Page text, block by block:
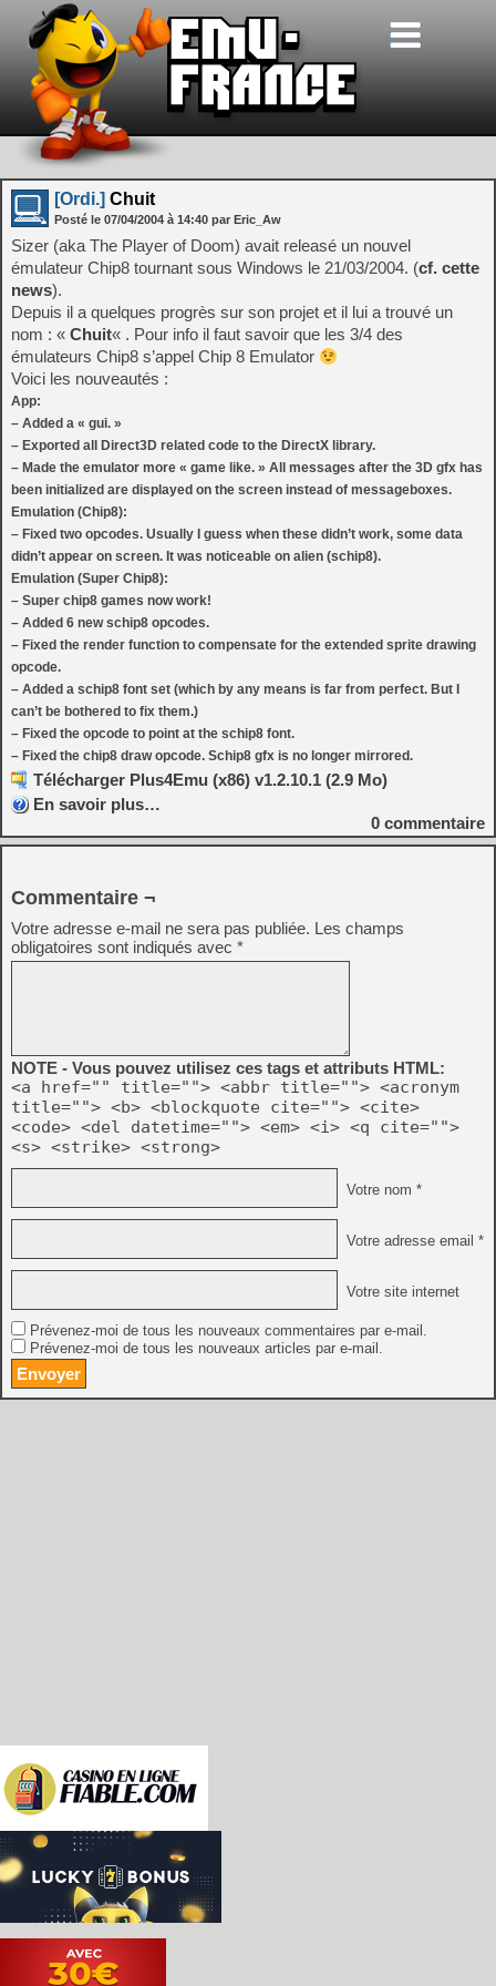
[Ordi.] Chuit
Posté le 07/04/2004 à 14:40 par Eric_Aw
Sizer (aka The Player of Doom) avait releasé un nouvel
émulateur Chip8 tournant sous Windows le 21/03/2004. (cf. cette
news).
Depuis il a quelques progrès sur son projet et il lui a trouvé un
nom : « Chuit« . Pour info il faut savoir que les 3/4 des
émulateurs Chip8 s’appel Chip 8 Emulator
Voici les nouveautés :
App:
– Added a « gui. »
– Exported all Direct3D related code to the DirectX library.
– Made the emulator more « game like. » All messages after the 3D gfx has
been initialized are displayed on the screen instead of messageboxes.
Emulation (Chip8):
– Fixed two opcodes. Usually I guess when these didn’t work, some data
didn’t appear on screen. It was noticeable on alien (schip8).
Emulation (Super Chip8):
– Super chip8 games now work!
– Added 6 new schip8 opcodes.
– Fixed the render function to compensate for the extended sprite drawing
opcode.
– Added a schip8 font set (which by any means is far from perfect. But I
can’t be bothered to fix them.)
– Fixed the opcode to point at the schip8 font.
– Fixed the chip8 draw opcode. Schip8 gfx is no longer mirrored.
Télécharger Plus4Emu (x86) v1.2.10.1 (2.9 Mo)
En savoir plus…
0 commentaire
Commentaire ¬
Votre adresse e-mail ne sera pas publiée. Les champs
obligatoires sont indiqués avec *
NOTE - Vous pouvez utilisez ces tags et attributs HTML:
<a href="" title=""> <abbr title=""> <acronym
title=""> <b> <blockquote cite=""> <cite>
<code> <del datetime=""> <em> <i> <q cite="">
<s> <strike> <strong>
Votre nom *
Votre adresse email *
Votre site internet
Prévenez-moi de tous les nouveaux commentaires par e-mail.
Prévenez-moi de tous les nouveaux articles par e-mail.